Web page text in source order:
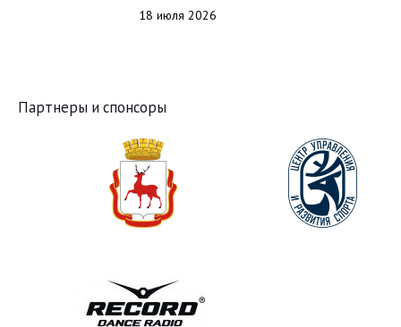
18 июля 2026
Партнеры и спонсоры